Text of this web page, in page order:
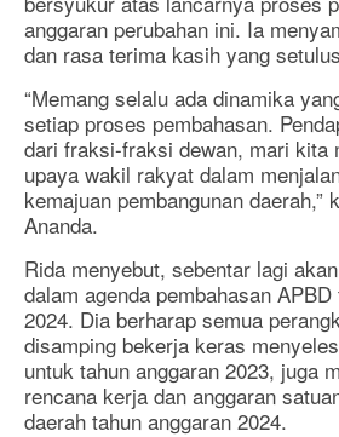
anggaran perubahan ini. Ia
dan rasa terima kasih yang
“Memang selalu ada dinamika
setiap proses pembahasan.
dari fraksi-fraksi dewan, mari kita
upaya wakil rakyat dalam
kemajuan pembangunan daerah,”
Ananda.
Rida menyebut, sebentar lagi
dalam agenda pembahasan
2024. Dia berharap semua
disamping bekerja keras
untuk tahun anggaran 2023, juga
rencana kerja dan anggaran
daerah tahun anggaran 2024.